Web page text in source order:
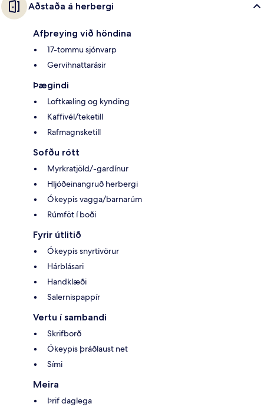
Aðstaða á herbergi
Afþreying við höndina
17-tommu sjónvarp
Gervihnattarásir
Þægindi
Loftkæling og kynding
Kaffivél/teketill
Rafmagnsketill
Sofðu rótt
Myrkratjöld/-gardínur
Hljóðeinangruð herbergi
Ókeypis vagga/barnarúm
Rúmföt í boði
Fyrir útlitið
Ókeypis snyrtivörur
Hárblásari
Handklæði
Salernispappír
Vertu í sambandi
Skrifborð
Ókeypis þráðlaust net
Sími
Meira
Þrif daglega